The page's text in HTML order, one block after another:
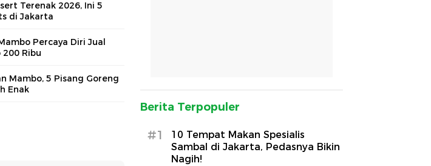
Terenak 2026, Ini 5
di Jakarta
Percaya Diri Jual
200 Ribu
Mambo, 5 Pisang Goreng
Enak
Berita Terpopuler
#1
10 Tempat Makan Spesialis
Sambal di Jakarta, Pedasnya Bikin
Nagih!